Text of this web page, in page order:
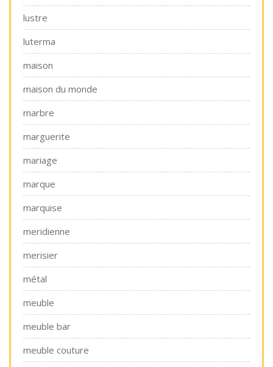
lustre
luterma
maison
maison du monde
marbre
marguerite
mariage
marque
marquise
meridienne
merisier
métal
meuble
meuble bar
meuble couture